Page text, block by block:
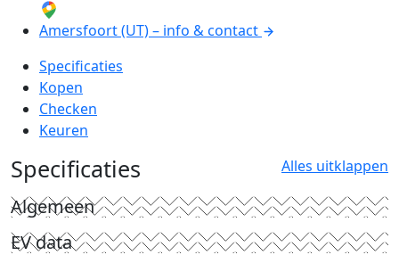
Amersfoort (UT) – info & contact
Specificaties
Kopen
Checken
Keuren
Specificaties Alles uitklappen
Algemeen
EV data